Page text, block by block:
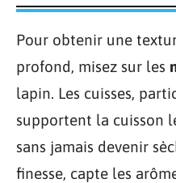
Pour obtenir une
profond, misez sur les
lapin. Les cuisses,
supportent la cuisson
sans jamais devenir
finesse, capte les